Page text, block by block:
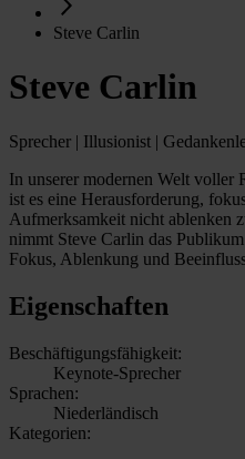
Steve Carlin
Steve Carlin
Sprecher | Illusionist |
In unserer modernen Welt voller
ist es eine Herausforderung,
Aufmerksamkeit nicht ablenken
nimmt Steve Carlin das
Fokus, Ablenkung und
Eigenschaften
Beschäftigungsfähigkeit:
Keynote-Sprecher
Sprachen:
Niederländisch
Kategorien: